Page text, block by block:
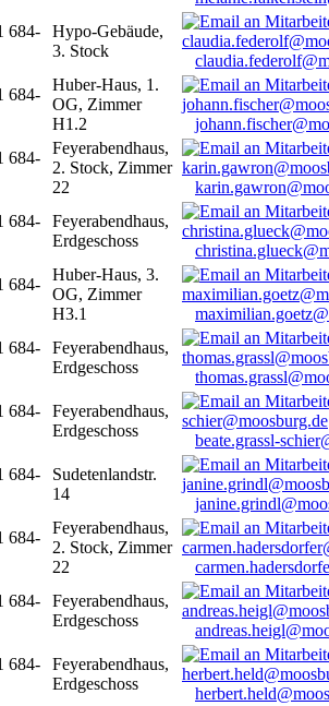
684-
Hypo-Gebäude,
3. Stock
684-
Huber-Haus, 1.
OG, Zimmer
H1.2
684-
Feyerabendhaus,
2. Stock, Zimmer
22
684-
Feyerabendhaus,
Erdgeschoss
684-
Huber-Haus, 3.
OG, Zimmer
H3.1
684-
Feyerabendhaus,
Erdgeschoss
684-
Feyerabendhaus,
Erdgeschoss
beate.grassl-
684-
Sudetenlandstr.
14
684-
Feyerabendhaus,
2. Stock, Zimmer
22
684-
Feyerabendhaus,
Erdgeschoss
684-
Feyerabendhaus,
Erdgeschoss